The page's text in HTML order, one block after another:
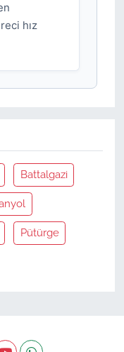
hız
Battalgazi
Pütürge